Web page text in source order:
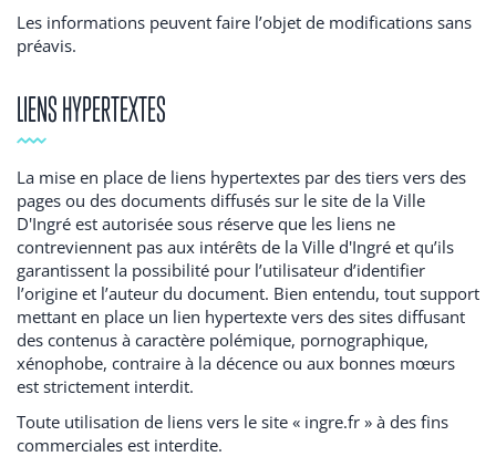
Les informations peuvent faire l’objet de modifications sans
préavis.
LIENS HYPERTEXTES
La mise en place de liens hypertextes par des tiers vers des
pages ou des documents diffusés sur le site de la Ville
D'Ingré est autorisée sous réserve que les liens ne
contreviennent pas aux intérêts de la Ville d'Ingré et qu’ils
garantissent la possibilité pour l’utilisateur d’identifier
l’origine et l’auteur du document. Bien entendu, tout support
mettant en place un lien hypertexte vers des sites diffusant
des contenus à caractère polémique, pornographique,
xénophobe, contraire à la décence ou aux bonnes mœurs
est strictement interdit.
Toute utilisation de liens vers le site « ingre.fr » à des fins
commerciales est interdite.